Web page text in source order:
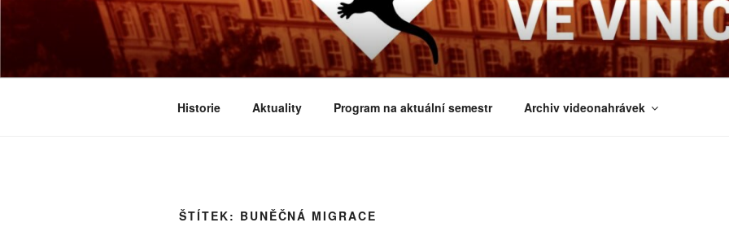
Přejít
webu
BIOLOGICKÉ ČTVRTKY VE
Určeno všem zájemcům o evoluci a obecnější biologická témata
Historie Aktuality Program na aktuální semestr Archiv videonahrávek
ŠTÍTEK: BUNĚČNÁ MIGRACE